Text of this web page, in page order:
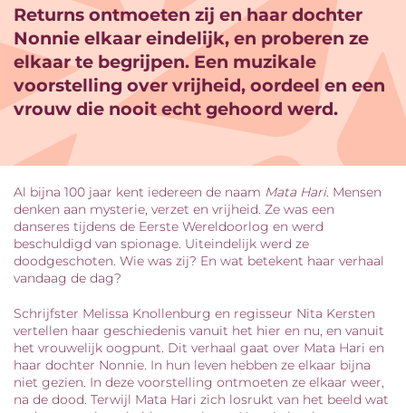
Returns ontmoeten zij en haar dochter
Nonnie elkaar eindelijk, en proberen ze
elkaar te begrijpen. Een muzikale
voorstelling over vrijheid, oordeel en een
vrouw die nooit echt gehoord werd.
Al bijna 100 jaar kent iedereen de naam Mata Hari. Mensen
denken aan mysterie, verzet en vrijheid. Ze was een
danseres tijdens de Eerste Wereldoorlog en werd
beschuldigd van spionage. Uiteindelijk werd ze
doodgeschoten. Wie was zij? En wat betekent haar verhaal
vandaag de dag?
Schrijfster Melissa Knollenburg en regisseur Nita Kersten
vertellen haar geschiedenis vanuit het hier en nu, en vanuit
het vrouwelijk oogpunt. Dit verhaal gaat over Mata Hari en
haar dochter Nonnie. In hun leven hebben ze elkaar bijna
niet gezien. In deze voorstelling ontmoeten ze elkaar weer,
na de dood. Terwijl Mata Hari zich losrukt van het beeld wat